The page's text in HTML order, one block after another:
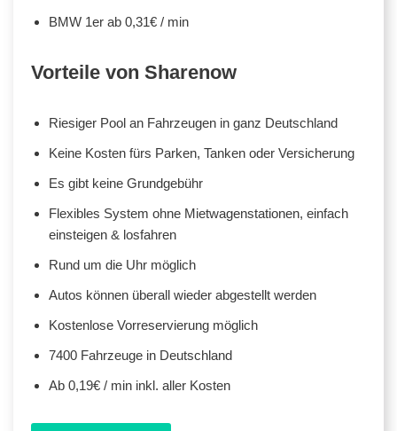
BMW 1er ab 0,31€ / min
Vorteile von Sharenow
Riesiger Pool an Fahrzeugen in ganz Deutschland
Keine Kosten fürs Parken, Tanken oder Versicherung
Es gibt keine Grundgebühr
Flexibles System ohne Mietwagenstationen, einfach
einsteigen & losfahren
Rund um die Uhr möglich
Autos können überall wieder abgestellt werden
Kostenlose Vorreservierung möglich
7400 Fahrzeuge in Deutschland
Ab 0,19€ / min inkl. aller Kosten